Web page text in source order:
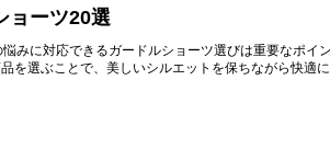
ョーツ20選
みに対応できるガードルショーツ選びは重要なポイ
を選ぶことで、美しいシルエットを保ちながら快適